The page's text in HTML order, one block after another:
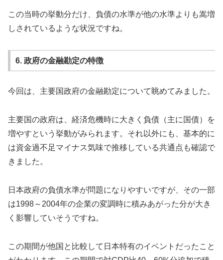
この当時の挙動分だけ、負債の水準が他の水準よりも嵩増
しされているような状況ですね。
6. 政府の金融勘定の特徴
今回は、主要国政府の金融勘定について眺めてみました。
主要国の政府は、経済危機時に大きく負債（主に国債）を
増やすという挙動がみられます。それ以外にも、基本的に
は資金過不足マイナス気味で推移している共通点も確認で
きました。
日本政府の負債水準が問題になりやすいですが、その一部
は1998～2004年の企業の変調時に積みあがった分が大き
く影響していそうですね。
この期間が他国と比較して日本特有のイベントだったこと